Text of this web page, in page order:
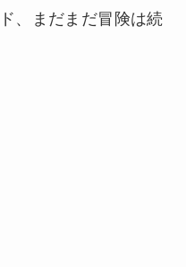
、まだまだ冒険は続